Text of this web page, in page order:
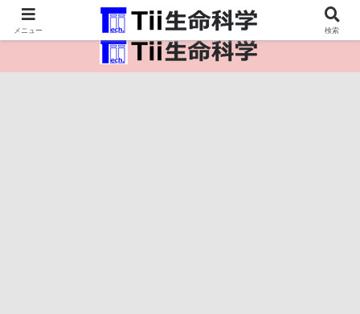
医療保健・生命・生物の情報インフラ。
メニュー 検索